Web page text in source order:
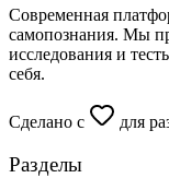
Современная
самопознания. Мы
исследования и
себя.
Сделано с для
Разделы